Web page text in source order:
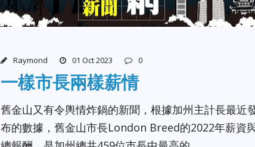
Raymond 01 Oct 2023 0
一樣市長兩樣薪情
舊金山又有令輿情炸鍋的新聞，根據加州主計長最近
布的數據，舊金山市長London Breed的2022年薪資